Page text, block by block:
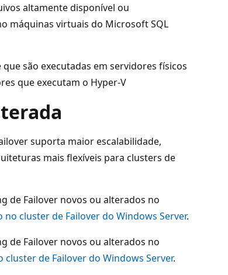
altamente disponível ou
máquinas virtuais do Microsoft SQL
são executadas em servidores físicos
que executam o Hyper-V
suporta maior escalabilidade,
mais flexíveis para clusters de
de Failover novos ou alterados no
no cluster de Failover do Windows Server.
de Failover novos ou alterados no
cluster de Failover do Windows Server.